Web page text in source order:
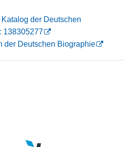
der Deutschen
138305277
der Deutschen Biographie